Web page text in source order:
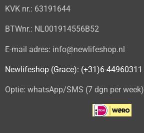
KVK nr.: 63191644
BTWnr.: NL001914556B52
E-mail adres: info@newlifeshop.nl
Newlifeshop (Grace): (+31)6-44960311
Optie: whatsApp/SMS (7 dgn per week)